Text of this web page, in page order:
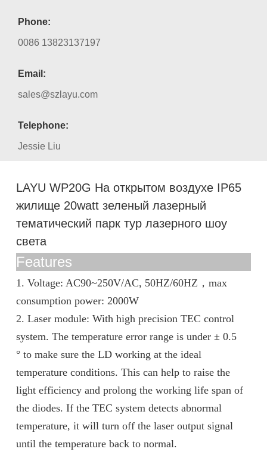
Phone:
0086 13823137197
Email:
sales@szlayu.com
Telephone:
Jessie Liu
LAYU WP20G На открытом воздухе IP65
жилище 20watt зеленый лазерный
тематический парк тур лазерного шоу
света
Features
1. Voltage: AC90~250V/AC, 50HZ/60HZ ， max
consumption power: 2000W
2. Laser module: With high precision TEC control
system. The temperature error range is under ± 0.5
° to make sure the LD working at the ideal
temperature conditions. This can help to raise the
light efficiency and prolong the working life span of
the diodes. If the TEC system detects abnormal
temperature, it will turn off the laser output signal
until the temperature back to normal.